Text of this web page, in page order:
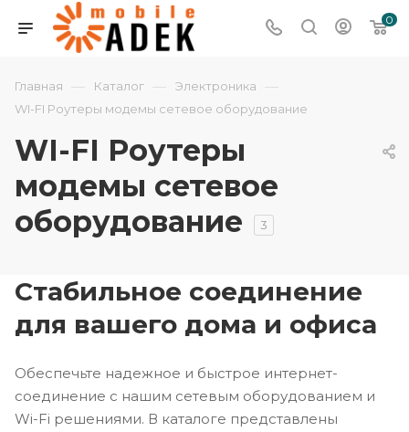
0
Главная — Каталог — Электроника —
WI-FI Роутеры модемы сетевое оборудование
WI-FI Роутеры
модемы сетевое
оборудование
3
Cтабильное соединение
для вашего дома и офиса
Обеспечьте надежное и быстрое интернет-
соединение с нашим сетевым оборудованием и
Wi-Fi решениями. В каталоге представлены